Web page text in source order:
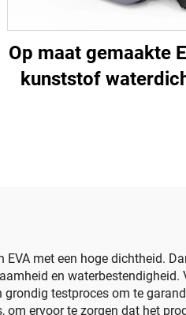
Op maat gemaakte
kunststof
met een hoge dichtheid.
en waterbestendigheid.
testproces om te
om ervoor te zorgen dat het